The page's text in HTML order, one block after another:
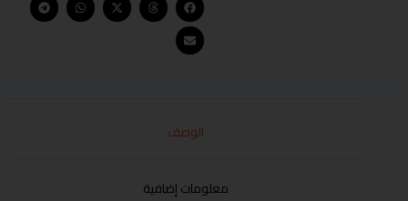
الوصف
معلومات إضافية